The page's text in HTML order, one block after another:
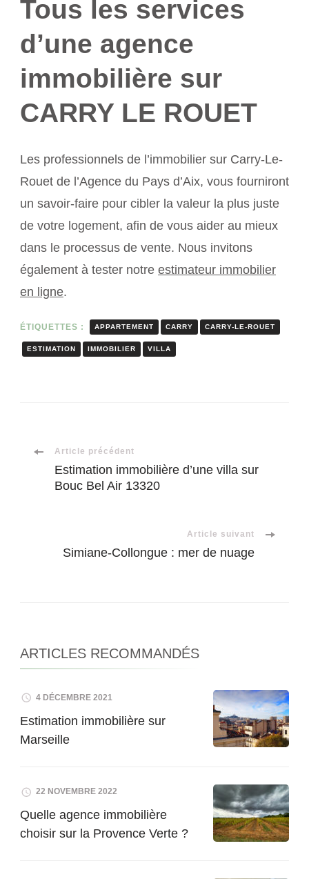
Tous les services
d’une agence
immobilière sur
CARRY LE ROUET
Les professionnels de l’immobilier sur Carry-Le-
Rouet de l’Agence du Pays d’Aix, vous fourniront
un savoir-faire pour cibler la valeur la plus juste
de votre logement, afin de vous aider au mieux
dans le processus de vente. Nous invitons
également à tester notre estimateur immobilier
en ligne.
ÉTIQUETTES : APPARTEMENT CARRY CARRY-LE-ROUET
ESTIMATION IMMOBILIER VILLA
Navigation
d'article
Article précédent
Estimation immobilière d’une villa sur
Bouc Bel Air 13320
Article suivant
Simiane-Collongue : mer de nuage
ARTICLES RECOMMANDÉS
4 DÉCEMBRE 2021
Estimation immobilière sur
Marseille
22 NOVEMBRE 2022
Quelle agence immobilière
choisir sur la Provence Verte ?